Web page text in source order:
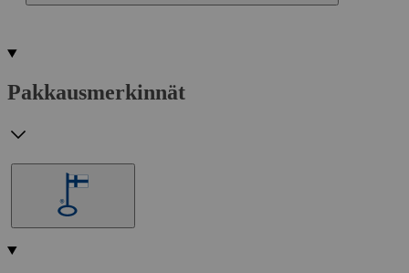
Pakkausmerkinnät